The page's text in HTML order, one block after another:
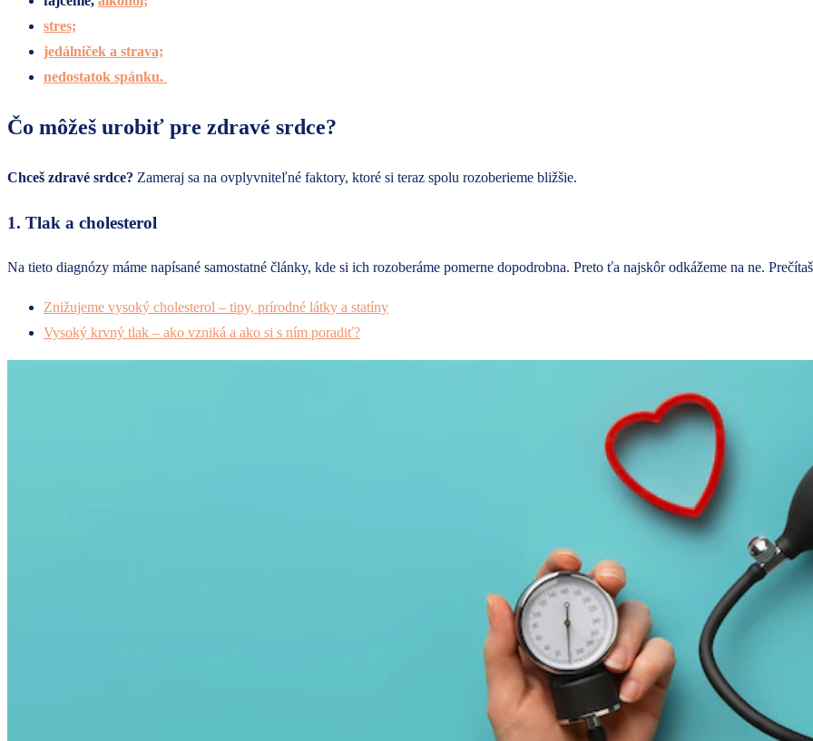
stres;
jedálniček a strava;
nedostatok spánku.
Čo môžeš urobiť pre zdravé srdce?
Chceš zdravé srdce? Zameraj sa na ovplyvniteľné faktory, ktoré si teraz spolu rozoberieme bližšie.
1. Tlak a cholesterol
Na tieto diagnózy máme napísané samostatné články, kde si ich rozoberáme pomerne dopodrobna. Preto ťa najskôr odkážeme na ne.
Znižujeme vysoký cholesterol – tipy, prírodné látky a statíny
Vysoký krvný tlak – ako vzniká a ako si s ním poradiť?